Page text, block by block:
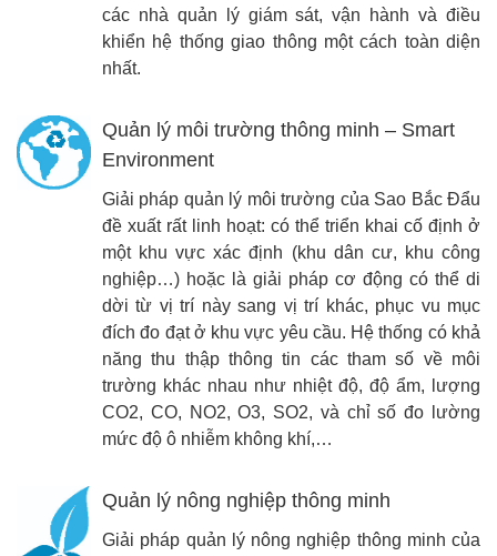
các nhà quản lý giám sát, vận hành và điều
khiển hệ thống giao thông một cách toàn diện
nhất.
Quản lý môi trường thông minh – Smart
Environment
Giải pháp quản lý môi trường của Sao Bắc Đẩu
đề xuất rất linh hoạt: có thể triển khai cố định ở
một khu vực xác định (khu dân cư, khu công
nghiệp…) hoặc là giải pháp cơ động có thể di
dời từ vị trí này sang vị trí khác, phục vu mục
đích đo đạt ở khu vực yêu cầu. Hệ thống có khả
năng thu thập thông tin các tham số về môi
trường khác nhau như nhiệt độ, độ ẩm, lượng
CO2, CO, NO2, O3, SO2, và chỉ số đo lường
mức độ ô nhiễm không khí,…
Quản lý nông nghiệp thông minh
Giải pháp quản lý nông nghiệp thông minh của